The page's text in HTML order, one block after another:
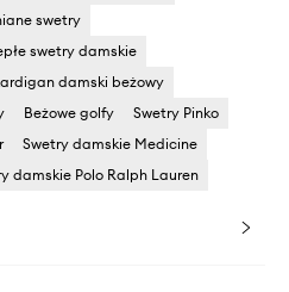
swetry
swetry damskie
damski beżowy
Beżowe golfy
Swetry Pinko
Swetry damskie Medicine
damskie Polo Ralph Lauren